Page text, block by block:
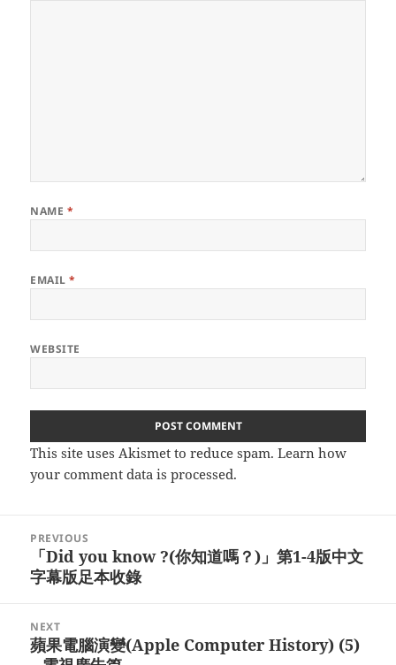
NAME *
EMAIL*
WEBSITE
This site uses Akismet to reduce spam.Learn how
your comment data is processed.
navigation
PREVIOUS
Previous
post:
「Did you know ?(你知道嗎？)」第1-4版中文
字幕版足本收錄
NEXT
Next
蘋果電腦演變(Apple Computer History) (5)